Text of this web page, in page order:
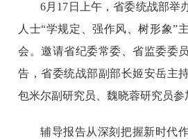
6月17日上午，省委统战部举
人士“学规定、强作风、树形象”
会。邀请省纪委常委、省监委委
告，省委统战部副部长姬安岳主
包米尔副研究员、魏晓蓉研究员参
辅导报告从深刻把握新时代